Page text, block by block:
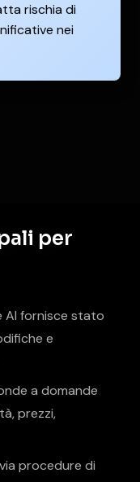
rischia di
nei
per
AI fornisce stato
e
a domande
prezzi,
procedure di